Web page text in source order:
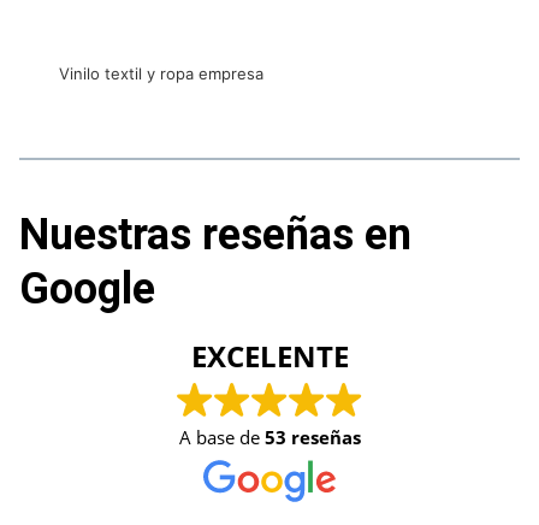
Vinilo textil y ropa empresa
Nuestras reseñas en
Google
EXCELENTE
A base de 53 reseñas